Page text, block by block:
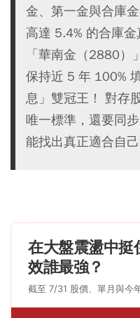
金、第一金與合庫
高達 5.4% 的合庫
「華南金（2880）
保持近 5 年 100%
息」雙冠王！ 對存
唯一標準，還要同
能找出真正適合自己
在大盤震盪中挺
效誰最強？
截至 7/31 股價、單月與今